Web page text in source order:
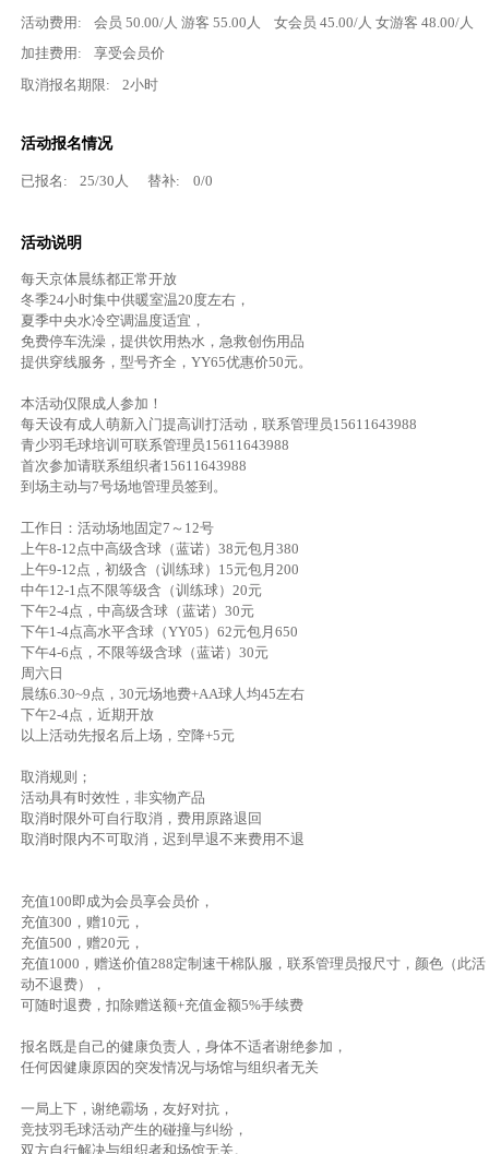
活动费用: 会员50.00/人 游客55.00 人 女会员 45.00/人 女游客 48.00/人
加挂费用:
享受会员价
取消报名期限:
2小时
活动报名情况
已报名: 25/30 人 替补: 0/0
活动说明
每天京体晨练都正常开放
冬季24小时集中供暖室温20度左右，
夏季中央水冷空调温度适宜，
免费停车洗澡，提供饮用热水，急救创伤用品
提供穿线服务，型号齐全，YY65优惠价50元。
本活动仅限成人参加！
每天设有成人萌新入门提高训打活动，联系管理员15611643988
青少羽毛球培训可联系管理员15611643988
首次参加请联系组织者15611643988
到场主动与7号场地管理员签到。
工作日：活动场地固定7～12号
上午8-12点中高级含球（蓝诺）38元包月380
上午9-12点，初级含（训练球）15元包月200
中午12-1点不限等级含（训练球）20元
下午2-4点，中高级含球（蓝诺）30元
下午1-4点高水平含球（YY05）62元包月650
下午4-6点，不限等级含球（蓝诺）30元
周六日
晨练6.30~9点，30元场地费+AA球人均45左右
下午2-4点，近期开放
以上活动先报名后上场，空降+5元
取消规则；
活动具有时效性，非实物产品
取消时限外可自行取消，费用原路退回
取消时限内不可取消，迟到早退不来费用不退
充值100即成为会员享会员价，
充值300，赠10元，
充值500，赠20元，
充值1000，赠送价值288定制速干棉队服，联系管理员报尺寸，颜色（此活
动不退费），
可随时退费，扣除赠送额+充值金额5%手续费
报名既是自己的健康负责人，身体不适者谢绝参加，
任何因健康原因的突发情况与场馆与组织者无关
一局上下，谢绝霸场，友好对抗，
竞技羽毛球活动产生的碰撞与纠纷，
双方自行解决与组织者和场馆无关。